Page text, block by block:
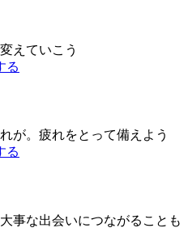
えていこう
る
が。疲れをとって備えよう
る
事な出会いにつながることも